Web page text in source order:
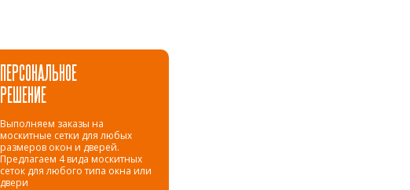
ПЕРСОНАЛЬНОЕ
РЕШЕНИЕ
Выполняем заказы на
москитные сетки для любых
размеров окон и дверей.
Предлагаем 4 вида москитных
сеток для любого типа окна или
двери